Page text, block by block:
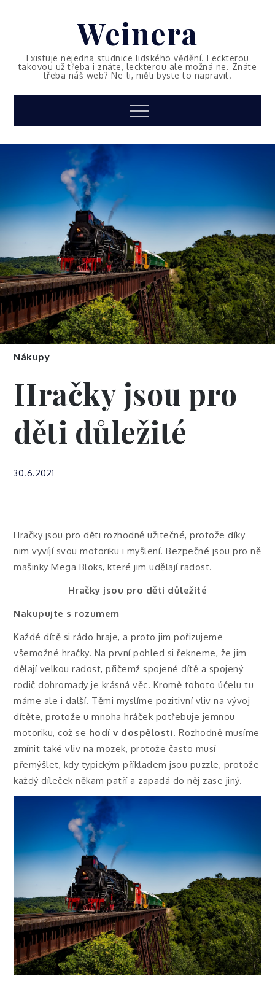
Weinera
Existuje nejedna studnice lidského vědění. Leckterou
takovou už třeba i znáte, leckterou ale možná ne. Znáte
třeba náš web? Ne-li, měli byste to napravit.
Menu
Nákupy
Hračky jsou pro
děti důležité
30.6.2021
Hračky jsou pro děti rozhodně užitečné, protože díky
nim vyvíjí svou motoriku i myšlení. Bezpečné jsou pro ně
mašinky Mega Bloks, které jim udělají radost.
Hračky jsou pro děti důležité
Nakupujte s rozumem
Každé dítě si rádo hraje, a proto jim pořizujeme
všemožné hračky. Na první pohled si řekneme, že jim
dělají velkou radost, přičemž spojené dítě a spojený
rodič dohromady je krásná věc. Kromě tohoto účelu tu
máme ale i další. Těmi myslíme pozitivní vliv na vývoj
dítěte, protože u mnoha hráček potřebuje jemnou
motoriku, což se hodí v dospělosti. Rozhodně musíme
zmínit také vliv na mozek, protože často musí
přemýšlet, kdy typickým příkladem jsou puzzle, protože
každý díleček někam patří a zapadá do něj zase jiný.